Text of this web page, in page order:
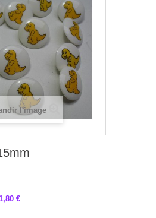
l'image
€